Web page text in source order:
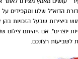
הדוא"ל שלנו ומקפידים
ביצירות שבעל הזכויות בהן
ל"חוק זכויות יוצרים". אם זיהיתם
לשביעות רצונכם.